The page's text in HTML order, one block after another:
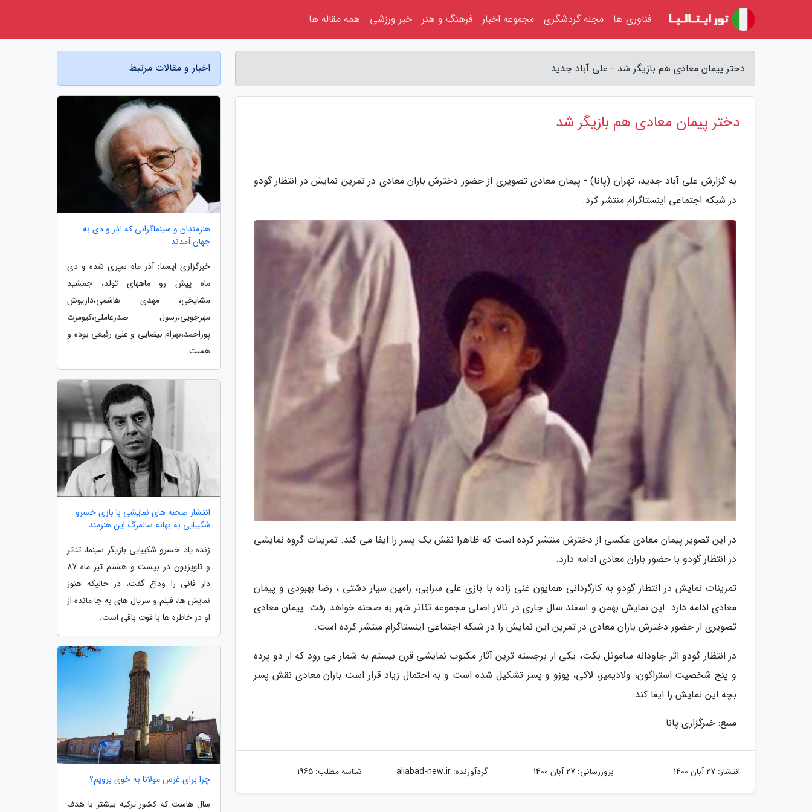
دختر پیمان معادی هم بازیگر شد - علی آباد جدید
دختر پیمان معادی هم بازیگر شد
به گزارش علی آباد جدید، تهران (پانا) - پیمان معادی تصویری از حضور دخترش باران معادی در تمرین نمایش در انتظار گودو
در شبکه اجتماعی اینستاگرام منتشر کرد.
در این تصویر پیمان معادی عکسی از دخترش منتشر کرده است که ظاهرا نقش یک پسر را ایفا می کند. تمرینات گروه نمایشی
در انتظار گودو با حضور باران معادی ادامه دارد.
تمرینات نمایش در انتظار گودو به کارگردانی همایون غنی زاده با بازی علی سرابی، رامین سیار دشتی ، رضا بهبودی و پیمان
معادی ادامه دارد. این نمایش بهمن و اسفند سال جاری در تالار اصلی مجموعه تئاتر شهر به صحنه خواهد رفت. پیمان معادی
تصویری از حضور دخترش باران معادی در تمرین این نمایش را در شبکه اجتماعی اینستاگرام منتشر کرده است.
در انتظار گودو اثر جاودانه ساموئل بکت، یکی از برجسته ترین آثار مکتوب نمایشى قرن بیستم به شمار می رود که از دو پرده
و پنج شخصیت استراگون، ولادیمیر، لاکى، پوزو و پسر تشکیل شده است و به احتمال زیاد قرار است باران معادی نقش پسر
بچه این نمایش را ایفا کند.
منبع: خبرگزاری پانا
انتشار: 27 آبان 1400 بروزرسانی: 27 آبان 1400 گردآورنده:aliabad-new.ir شناسه مطلب: 1965
اخبار و مقالات مرتبط
هنرمندان و سینماگرانی که آذر و دی به
جهان آمدند
خبرگزاری ایسنا: آذر ماه سپری شده و دی
ماه پیش رو ماههای تولد، جمشید
مشایخی، مهدی هاشمی،داریوش
مهرجویی،رسول صدرعاملی،کیومرث
پوراحمد،بهرام بیضایی و علی رفیعی بوده و
هست.
انتشار صحنه های نمایشی با بازی خسرو
شکیبایی به بهانه سالمرگ این هنرمند
زنده یاد خسرو شکیبایی بازیگر سینما، تئاتر
و تلویزیون در بیست و هشتم تیر ماه 87
دار فانی را وداع گفت، در حالیکه هنوز
نمایش ها، فیلم و سریال های به جا مانده از
او در خاطره ها با قوت باقی است.
چرا برای عُرس مولانا به خوی برویم؟
سال هاست که کشور ترکیه بیشتر با هدف
فناوری ها مجله گردشگری مجموعه اخبار فرهنگ و هنر خبر ورزشی همه مقاله ها